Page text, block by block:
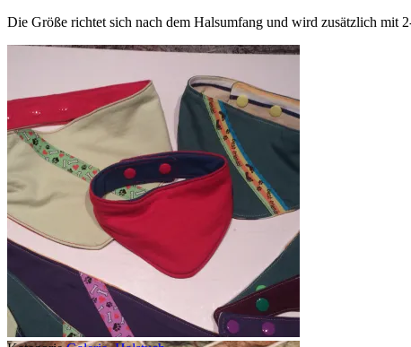
Die Größe richtet sich nach dem Halsumfang und wird zusätzlich mit